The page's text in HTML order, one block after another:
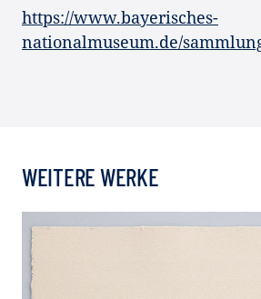
https://www.bayerisches-
nationalmuseum.de/
WEITERE WERKE